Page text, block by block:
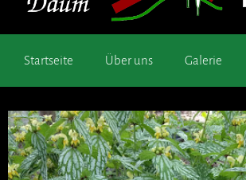
Startseite Über uns Galerie